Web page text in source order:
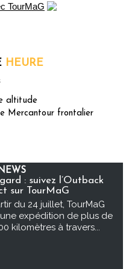
HEURE
altitude
Mercantour frontalier
: suivez l’Outback
sur TourMaG
du 24 juillet, TourMaG
expédition de plus de
kilomètres à travers...